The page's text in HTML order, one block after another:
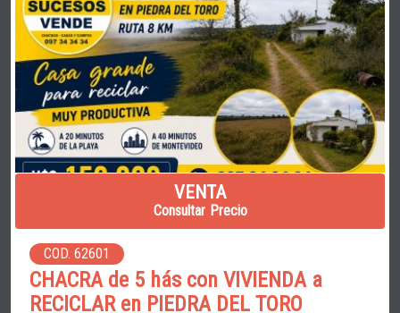
VENTA
Consultar Precio
COD. 62601
CHACRA de 5 hás con VIVIENDA a
RECICLAR en PIEDRA DEL TORO